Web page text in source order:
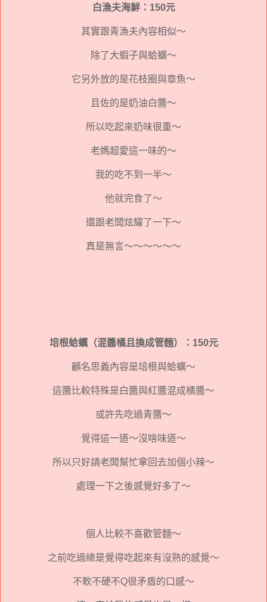
白漁夫海鮮：150元
其實跟青漁夫內容相似～
除了大蝦子與蛤蠣～
它另外放的是花枝圈與章魚～
且佐的是奶油白醬～
所以吃起來奶味很重～
老媽超愛這一味的～
我的吃不到一半～
他就完食了～
還跟老闆炫耀了一下～
真是無言～～～～～～
培根蛤蠣（混醬橘且換成管麵）：150元
顧名思義內容是培根與蛤蠣～
這醬比較特殊是白醬與紅醬混成橘醬～
或許先吃過青醬～
覺得這一道～沒啥味道～
所以只好請老闆幫忙拿回去加個小辣～
處理一下之後感覺好多了～
個人比較不喜歡管麵～
之前吃過總是覺得吃起來有沒熟的感覺～
不軟不硬不Q很矛盾的口感～